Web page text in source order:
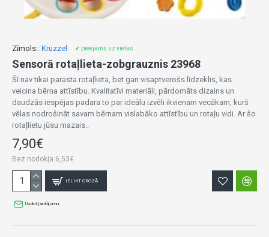
Zīmols:: Kruzzel ✔ pieejams uz vietas
Sensorā rotaļlieta-zobgrauznis 23968
Šī nav tikai parasta rotaļlieta, bet gan visaptverošs līdzeklis, kas
veicina bērna attīstību. Kvalitatīvi materiāli, pārdomāts dizains un
daudzās iespējas padara to par ideālu izvēli ikvienam vecākam, kurš
vēlas nodrošināt savam bērnam vislabāko attīstību un rotaļu vidi. Ar šo
rotaļlietu jūsu mazais..
7,90€
Bez nodokļa:6,53€
IELIKT GROZĀ
Uzdot jautājumu